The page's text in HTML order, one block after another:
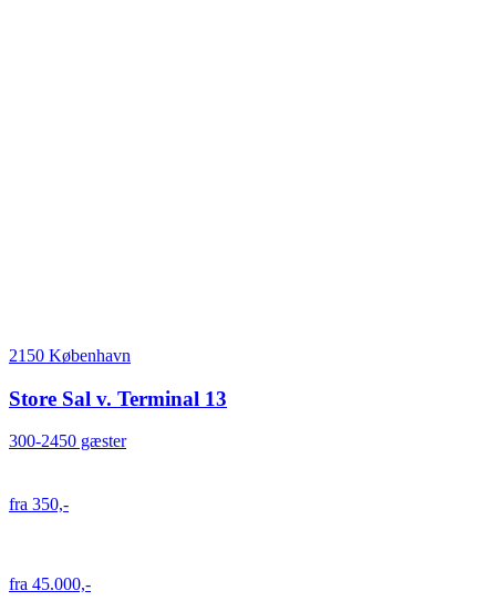
2150 København
Store Sal v. Terminal 13
300-2450 gæster
fra 350,-
fra 45.000,-